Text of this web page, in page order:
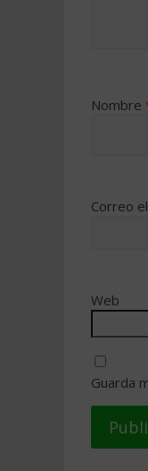
Nombre
Correo
Web
Guarda